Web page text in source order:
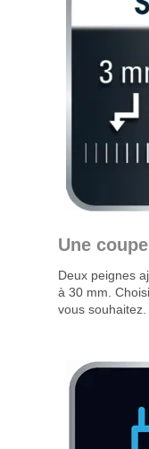
Une
Deux peignes
à 30 mm.
vous souhaitez.